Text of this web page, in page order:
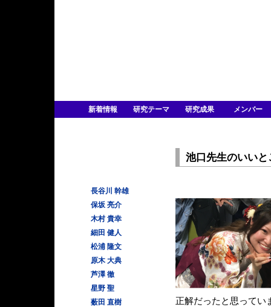
新着情報 研究テーマ 研究成果 メンバー
池口先生のいいと
正解だったと思ってい
長谷川 幹雄
保坂 亮介
木村 貴幸
細田 健人
松浦 隆文
原木 大典
芦澤 徹
星野 聖
薮田 直樹